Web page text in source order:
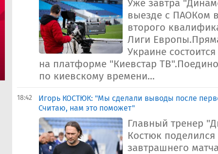
Уже завтра
выезде с ПАОКом
второго
Лиги
Украине
на платформе "Киевстар
по киевскому времени...
18:42
Игорь КОСТЮК: "Мы сделали выводы после
Считаю, нам это поможет"
Главный тренер
Костюк
завтрашнего